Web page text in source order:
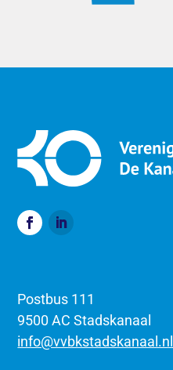
Postbus 111
9500 AC Stadskanaal
info@vvbkstadskanaal.nl